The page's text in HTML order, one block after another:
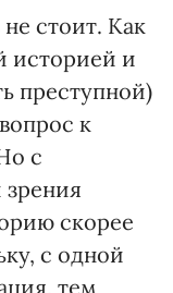
стоит. Как
историей и
преступной)
к
с
скорее
с одной
тем